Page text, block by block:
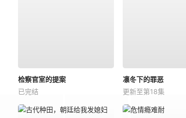
检察官室的提案
已完结
凛冬下的罪恶
更新至第18集